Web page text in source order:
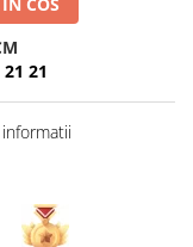
21